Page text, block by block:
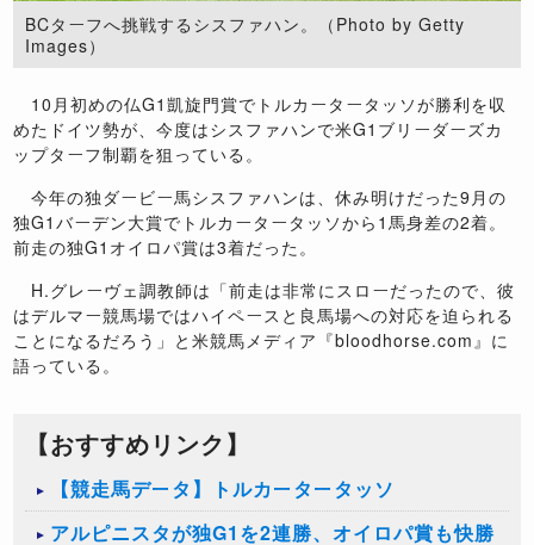
BCターフへ挑戦するシスファハン。（Photo by Getty
Images）
10月初めの仏G1凱旋門賞でトルカータータッソが勝利を収
めたドイツ勢が、今度はシスファハンで米G1ブリーダーズカ
ップターフ制覇を狙っている。
今年の独ダービー馬シスファハンは、休み明けだった9月の
独G1バーデン大賞でトルカータータッソから1馬身差の2着。
前走の独G1オイロパ賞は3着だった。
H.グレーヴェ調教師は「前走は非常にスローだったので、彼
はデルマー競馬場ではハイペースと良馬場への対応を迫られる
ことになるだろう」と米競馬メディア『bloodhorse.com』に
語っている。
【おすすめリンク】
【競走馬データ】トルカータータッソ
アルピニスタが独G1を2連勝、オイロパ賞も快勝